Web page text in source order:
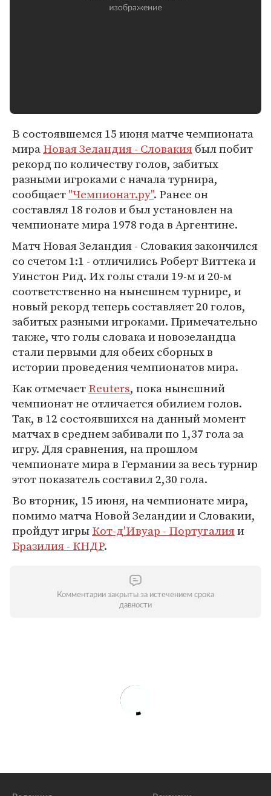
В состоявшемся 15 июня матче чемпионата
мираНовая Зеландия - Словакиябыл побит
рекорд по количеству голов, забитых
разными игроками с начала турнира,
сообщает"Чемпионат.ру". Ранее он
составлял 18 голов и был установлен на
чемпионате мира 1978 года в Аргентине.
Матч Новая Зеландия - Словакия закончился
со счетом 1:1 - отличились Роберт Виттека и
Уинстон Рид. Их голы стали 19-м и 20-м
соответственно на нынешнем турнире, и
новый рекорд теперь составляет 20 голов,
забитых разными игроками. Примечательно
также, что голы словака и новозеландца
стали первыми для обеих сборных в
истории проведения чемпионатов мира.
Как отмечаетReuters, пока нынешний
чемпионат не отличается обилием голов.
Так, в 12 состоявшихся на данный момент
матчах в среднем забивали по 1,37 гола за
игру. Для сравнения, на прошлом
чемпионате мира в Германии за весь турнир
этот показатель составил 2,30 гола.
Во вторник, 15 июня, на чемпионате мира,
помимо матча Новой Зеландии и Словакии,
пройдут игрыКот-д'Ивуар - Португалияи
Бразилия - КНДР.
Комментарии закрыты за истечением срока
давности